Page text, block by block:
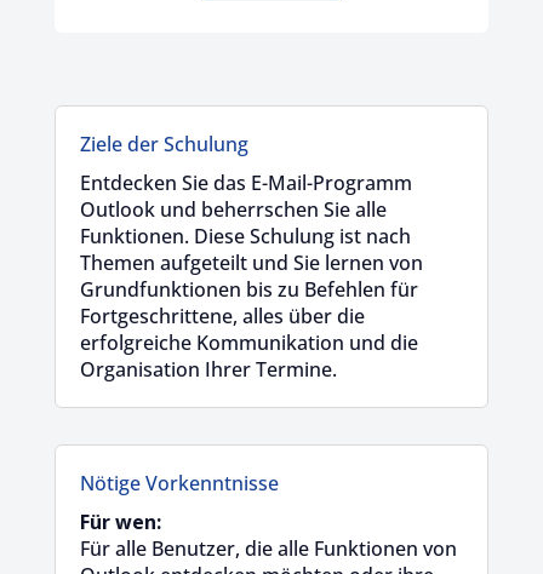
Ziele der Schulung
Entdecken Sie das E-Mail-Programm
Outlook und beherrschen Sie alle
Funktionen. Diese Schulung ist nach
Themen aufgeteilt und Sie lernen von
Grundfunktionen bis zu Befehlen für
Fortgeschrittene, alles über die
erfolgreiche Kommunikation und die
Organisation Ihrer Termine.
Nötige Vorkenntnisse
Für wen:
Für alle Benutzer, die alle Funktionen von